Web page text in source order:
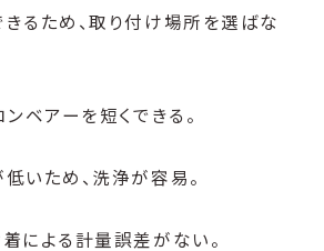
るため、取り付け場所を選ばな
ベアーを短くできる。
いため、洗浄が容易。
による計量誤差がない。